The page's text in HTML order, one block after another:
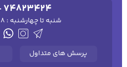
74823424
شنبه تا چهارشنبه : 8 الی 17:30
پرسش های متداول